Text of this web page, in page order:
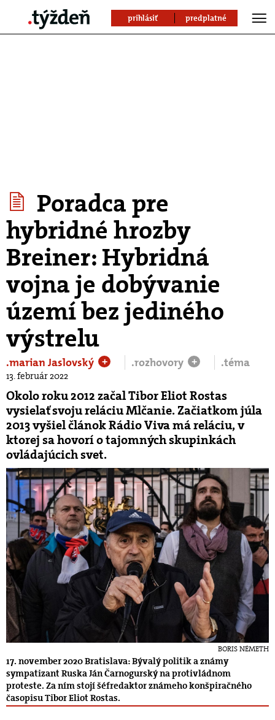
prihlásiť predplatné
Poradca pre
hybridné hrozby
Breiner: Hybridná
vojna je dobývanie
území bez jediného
výstrelu
.marian Jaslovský + .rozhovory + .téma
13. február 2022
Okolo roku 2012 začal Tibor Eliot Rostas
vysielať svoju reláciu Mlčanie. Začiatkom júla
2013 vyšiel článok Rádio Viva má reláciu, v
ktorej sa hovorí o tajomných skupinkách
ovládajúcich svet.
BORIS NÉMETH
17. november 2020 Bratislava: Bývalý politik a známy
sympatizant Ruska Ján Čarnogurský na protivládnom
proteste. Za ním stojí šéfredaktor známeho konšpiračného
časopisu Tibor Eliot Rostas.